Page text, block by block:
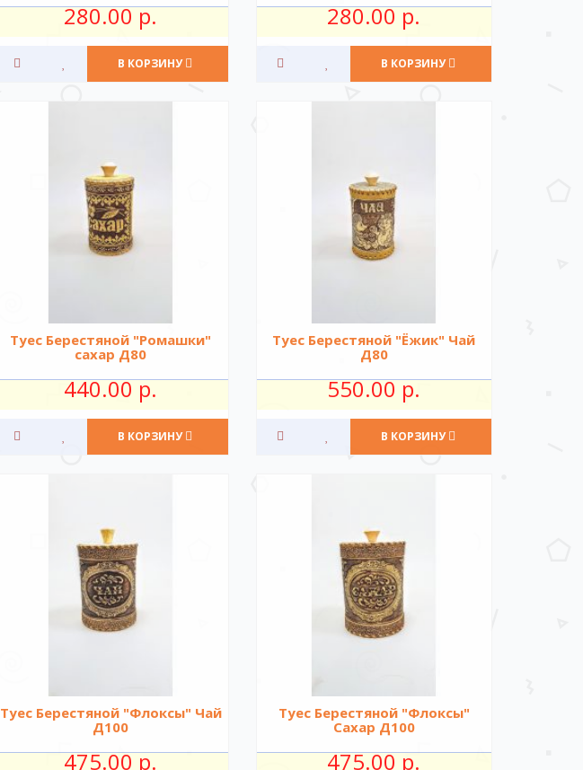
280.00 р.
В КОРЗИНУ
280.00 р.
В КОРЗИНУ
Туес Берестяной "Ромашки"
сахар Д80
440.00 р.
В КОРЗИНУ
Туес Берестяной "Ёжик" Чай
Д80
550.00 р.
В КОРЗИНУ
Туес Берестяной "Флоксы" Чай
Д100
475.00 р.
Туес Берестяной "Флоксы"
Сахар Д100
475.00 р.